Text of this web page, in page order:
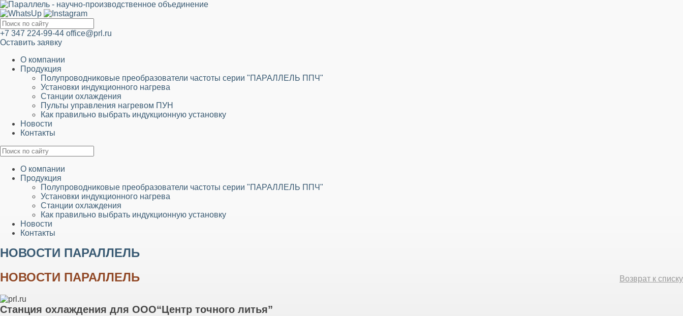
+7 347 224-99-44 office@prl.ru
Оставить заявку
О компании
Продукция
Полупроводниковые преобразователи частоты серии "ПАРАЛЛЕЛЬ ППЧ"
Установки индукционного нагрева
Станции охлаждения
Пульты управления нагревом ПУН
Как правильно выбрать индукционную установку
Новости
Контакты
О компании
Продукция
Полупроводниковые преобразователи частоты серии "ПАРАЛЛЕЛЬ ППЧ"
Установки индукционного нагрева
Станции охлаждения
Как правильно выбрать индукционную установку
Новости
Контакты
НОВОСТИ ПАРАЛЛЕЛЬ
НОВОСТИ ПАРАЛЛЕЛЬ
Возврат к списку
Станция охлаждения для ООО“Центр точного литья”